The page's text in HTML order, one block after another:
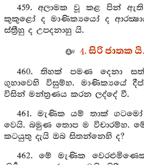
459. අලාමක වූ කළ පින් ඇති
කුකුළෝ ද මාණික්‍යයෝ ද
ස්ත්‍රීහු ද උපදනාහු යි.
4. සිරි ජාතක යි.
460. තිහක් පමණ දෙනා
ගුහාවෙහි විසුම්හ. මාණික්‍යයේ
විසින් මන්ත්‍රණය කරන ලද්දේ වී.
461. මැණික යම් තාක්
වෙයි. බමුණ තොප ම විචාරම්හ.
කටයුතු දැයි ඔබ සිතන්නෙහි ද?
462. මේ මැණික